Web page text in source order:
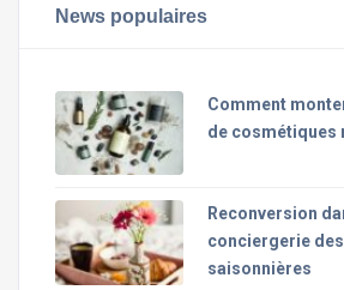
News populaires
Comment
de cosmétiques
Reconversion
conciergerie
saisonnières